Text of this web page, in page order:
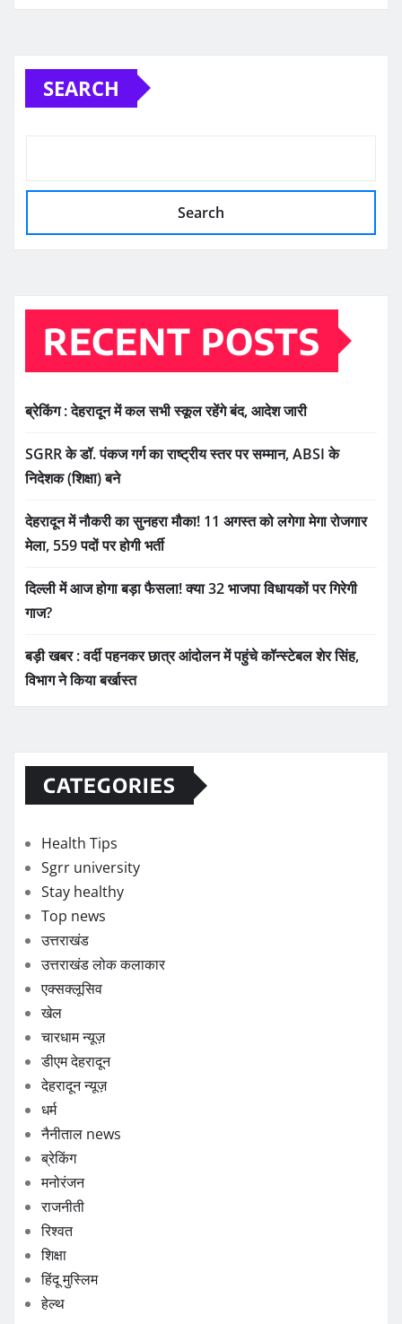
SEARCH
Search
RECENT POSTS
ब्रेकिंग : देहरादून में कल सभी स्कूल रहेंगे बंद, आदेश जारी
SGRR के डॉ. पंकज गर्ग का राष्ट्रीय स्तर पर सम्मान, ABSI के
निदेशक (शिक्षा) बने
देहरादून में नौकरी का सुनहरा मौका! 11 अगस्त को लगेगा मेगा रोजगार
मेला, 559 पदों पर होगी भर्ती
दिल्ली में आज होगा बड़ा फैसला! क्या 32 भाजपा विधायकों पर गिरेगी
गाज?
बड़ी खबर : वर्दी पहनकर छात्र आंदोलन में पहुंचे कॉन्स्टेबल शेर सिंह,
विभाग ने किया बर्खास्त
CATEGORIES
Health Tips
Sgrr university
Stay healthy
Top news
उत्तराखंड
उत्तराखंड लोक कलाकार
एक्सक्लूसिव
खेल
चारधाम न्यूज़
डीएम देहरादून
देहरादून न्यूज़
धर्म
नैनीताल news
ब्रेकिंग
मनोरंजन
राजनीती
रिश्वत
शिक्षा
हिंदू मुस्लिम
हेल्थ